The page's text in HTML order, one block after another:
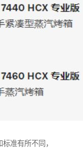
准有所不同，